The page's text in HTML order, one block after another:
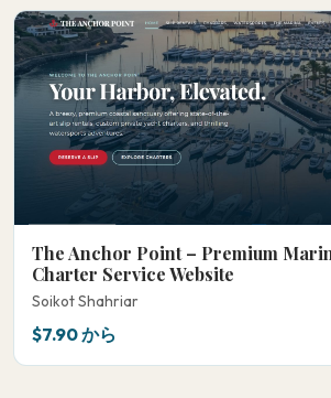
The Anchor Point – Premium
Charter Service Website
Soikot Shahriar
$7.90 から